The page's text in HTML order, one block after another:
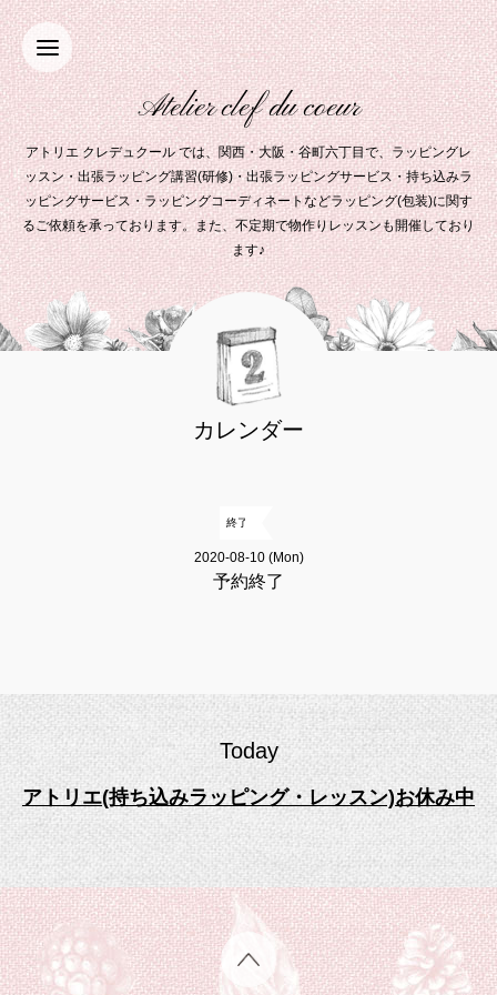
Atelier clef du coeur
アトリエ クレデュクール では、関西・大阪・谷町六丁目で、ラッピングレ
ッスン・出張ラッピング講習(研修)・出張ラッピングサービス・持ち込みラ
ッピングサービス・ラッピングコーディネートなどラッピング(包装)に関す
るご依頼を承っております。また、不定期で物作りレッスンも開催しており
ます♪
カレンダー
終了
2020-08-10 (Mon)
予約終了
Today
アトリエ(持ち込みラッピング・レッスン)お休み中